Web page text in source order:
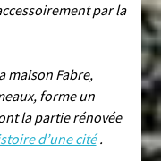
par la
maison Fabre,
forme un
la partie rénovée
d’une cité.